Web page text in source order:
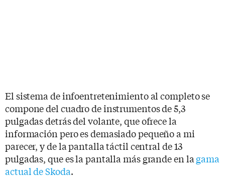
El sistema de infoentretenimiento al completo se
compone del cuadro de instrumentos de 5,3
pulgadas detrás del volante, que ofrece la
información pero es demasiado pequeño a mi
parecer, y de la pantalla táctil central de 13
pulgadas, que es la pantalla más grande en la gama
actual de Skoda.